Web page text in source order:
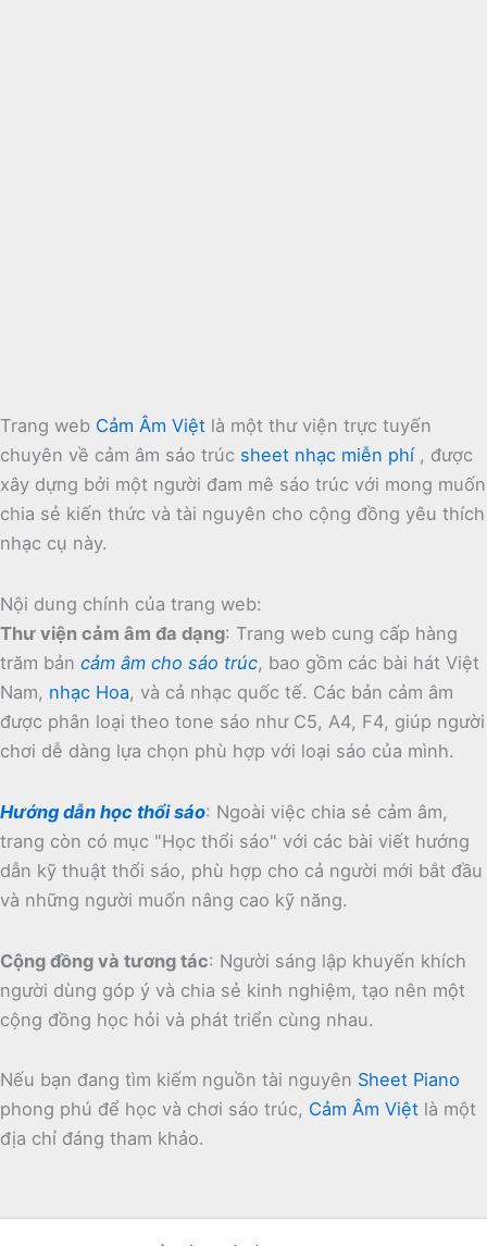
Trang web Cảm Âm Việt là một thư viện trực tuyến
chuyên về cảm âm sáo trúc sheet nhạc miễn phí , được
xây dựng bởi một người đam mê sáo trúc với mong muốn
chia sẻ kiến thức và tài nguyên cho cộng đồng yêu thích
nhạc cụ này.
Nội dung chính của trang web:
Thư viện cảm âm đa dạng: Trang web cung cấp hàng
trăm bản cảm âm cho sáo trúc, bao gồm các bài hát Việt
Nam, nhạc Hoa, và cả nhạc quốc tế. Các bản cảm âm
được phân loại theo tone sáo như C5, A4, F4, giúp người
chơi dễ dàng lựa chọn phù hợp với loại sáo của mình.
Hướng dẫn học thổi sáo: Ngoài việc chia sẻ cảm âm,
trang còn có mục "Học thổi sáo" với các bài viết hướng
dẫn kỹ thuật thổi sáo, phù hợp cho cả người mới bắt đầu
và những người muốn nâng cao kỹ năng.
Cộng đồng và tương tác: Người sáng lập khuyến khích
người dùng góp ý và chia sẻ kinh nghiệm, tạo nên một
cộng đồng học hỏi và phát triển cùng nhau.
Nếu bạn đang tìm kiếm nguồn tài nguyên Sheet Piano
phong phú để học và chơi sáo trúc, Cảm Âm Việt là một
địa chỉ đáng tham khảo.